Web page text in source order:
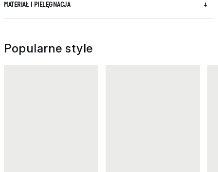
MATERIAŁ I PIELĘGNACJA
Popularne style